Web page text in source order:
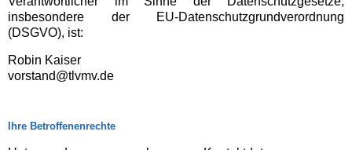
insbesondere der EU-Datenschutzgrundverordnung
(DSGVO), ist:
Robin Kaiser
vorstand@tlvmv.de
Ihre Betroffenenrechte